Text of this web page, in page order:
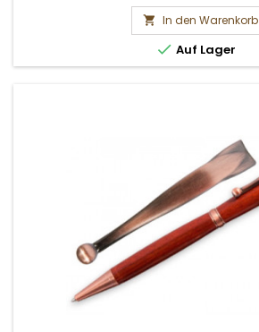
 In den Warenkorb
 Auf Lager